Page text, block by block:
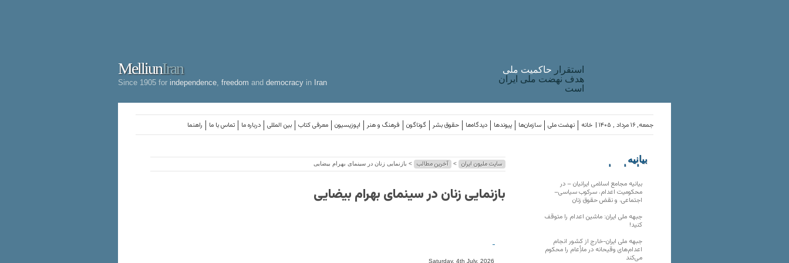
MelliunIran
Since 1905 for independence freedom and democracy in Iran
استقرار حاکميت ملی
هدف نهضت ملی ایران
است
راهنما تماس با ما درباره ما بین المللی معرفی کتاب اپوزیسیون فرهنگ و هنر گوناگون حقوق بشر دیدگاه‌ها پیوندها سازمان‌ها نهضت ملی خانه جمعه, ۱۶ مرداد , ۱۴۰۵ |
سایت ملیون ایران > آخرین مطالب > بازنمایی زنان در سینمای بهرام بیضایی
بازنمایی زنان در سینمای بهرام بیضایی
-
Saturday, 4th July, 2026
بیانیه
سازمان‌های
بیانیه مجامع اسلامی ایرانیان – در
محکومیت اعدام، سرکوب سیاسی–
اجتماعی، و نقض حقوق زنان
جبهه ملی ایران: ماشین اعدام را متوقف
کنید!
جبهه ملی ایران-خارج از کشور انجام
اعدام‌های وقیحانه در ملأِعام را محکوم
می‌کند